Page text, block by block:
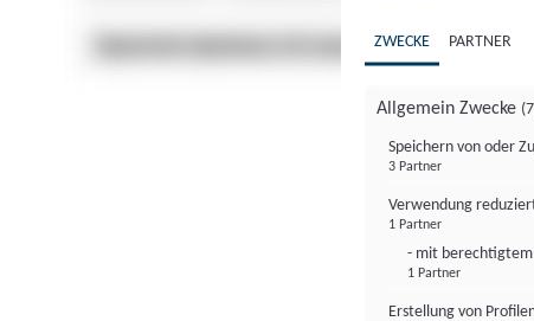
ZWECKE PARTNER
Allgemein Zwecke
Speichern von oder
3 Partner
Verwendung
1 Partner
- mit
1 Partner
Erstellung von